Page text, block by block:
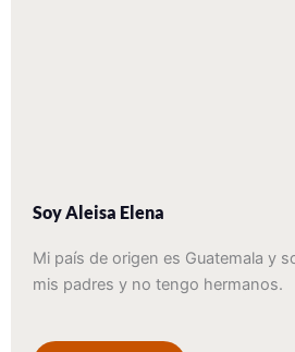
Soy Aleisa Elena
Mi país de origen es Guatemala y
mis padres y no tengo hermanos.